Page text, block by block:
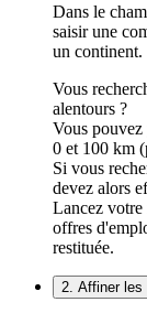
Dans le
saisir une
un continent.
Vous
alentours ?
Vous pouvez
0 et 100 km
Si vous
devez alors
Lancez votre
offres
restituée.
2. Affiner les